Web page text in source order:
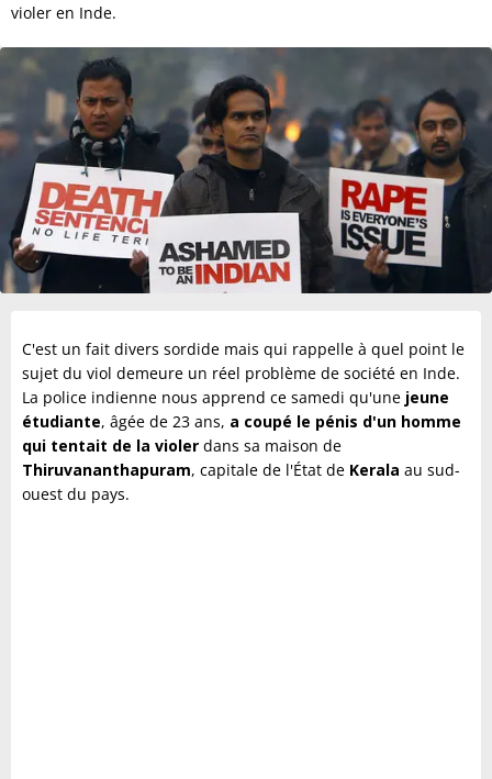
violer en Inde.
C'est un fait divers sordide mais qui rappelle à quel point le
sujet du viol demeure un réel problème de société en Inde.
La police indienne nous apprend ce samedi qu'une jeune
étudiante, âgée de 23 ans, a coupé le pénis d'un homme
qui tentait de la violer dans sa maison de
Thiruvananthapuram, capitale de l'État de Kerala au sud-
ouest du pays.